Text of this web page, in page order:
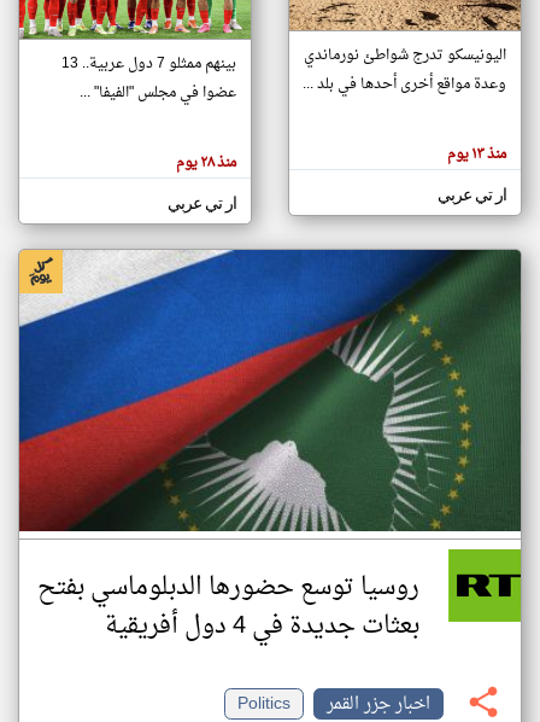
تغيير الدولة
اخبار جزر القمر على مدار الساعة
أهم اخبار جزر القمر العاجلة والمباشرة
هنا عن
وجهة
كاتبيها.
اليونيسكو تدرج شواطئ نورماندي
وعدة مواقع أخرى أحدها في بلد ...
منذ ١٣ يوم
ار تي عربي
بينهم ممثلو 7 دول عربية.. 13
عضوا في مجلس "الفيفا" ...
منذ ٢٨ يوم
ار تي عربي
روسيا توسع حضورها الدبلوماسي بفتح
بعثات جديدة في 4 دول أفريقية
اخبار جزر القمر
Politics
klyoum.com